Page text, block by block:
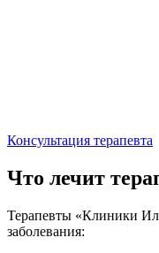
Консультация терапевта
Что лечит
Терапевты «Клиники
заболевания: